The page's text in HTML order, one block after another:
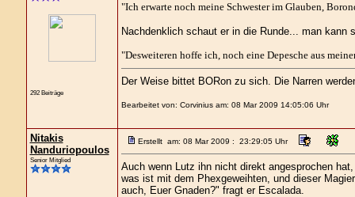
292 Beiträge
"Ich erwarte noch meine Schwester im Glauben,
Nachdenklich schaut er in die Runde... man
"Desweiteren hoffe ich, noch eine Depesche aus
Der Weise bittet BORon zu sich. Die Narren
Bearbeitet von: Corvinius am: 08 Mar 2009 14:05:06 Uhr
Nitakis
Nanduriopoulos
Senior Mitglied
Erstellt am: 08 Mar 2009 : 23:29:05 Uhr
Auch wenn Lutz ihn nicht direkt angesprochen
was ist mit dem Phexgeweihten, und dieser
auch, Euer Gnaden?" fragt er Escalada.